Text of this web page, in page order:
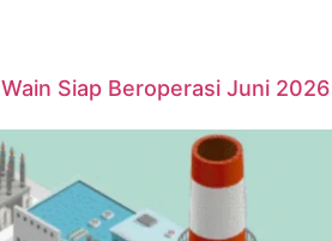
Siap Beroperasi Juni 2026